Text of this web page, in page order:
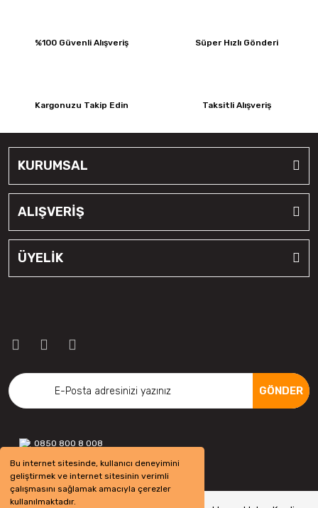
Bu internet sitesinde, kullanıcı deneyimini
geliştirmek ve internet sitesinin verimli
çalışmasını sağlamak amacıyla çerezler
kullanılmaktadır.
%100 Güvenli Alışveriş Süper Hızlı Gönderi
Kargonuzu Takip Edin Taksitli Alışveriş
KURUMSAL
ALIŞVERİŞ
ÜYELİK
GÖNDER
0850 800 8 008